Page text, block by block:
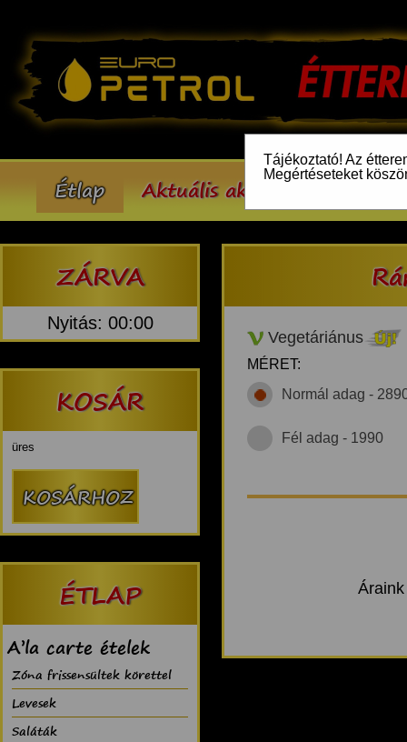
Tájékoztató! Az
Megértéseteket
Étlap Aktuális akcióink
ZÁRVA
Nyitás: 00:00
KOSÁR
üres
ÉTLAP
A’la carte ételek
Zóna frissensültek körettel
Levesek
Saláták
Vegetáriánus
MÉRET:
Normál adag -
Fél adag - 1990